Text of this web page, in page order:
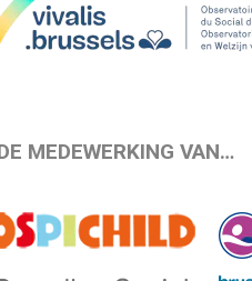
MEDEWERKING VAN…